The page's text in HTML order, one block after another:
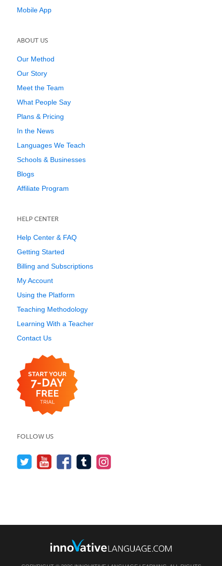
Mobile App
ABOUT US
Our Method
Our Story
Meet the Team
What People Say
Plans & Pricing
In the News
Languages We Teach
Schools & Businesses
Blogs
Affiliate Program
HELP CENTER
Help Center & FAQ
Getting Started
Billing and Subscriptions
My Account
Using the Platform
Teaching Methodology
Learning With a Teacher
Contact Us
FOLLOW US